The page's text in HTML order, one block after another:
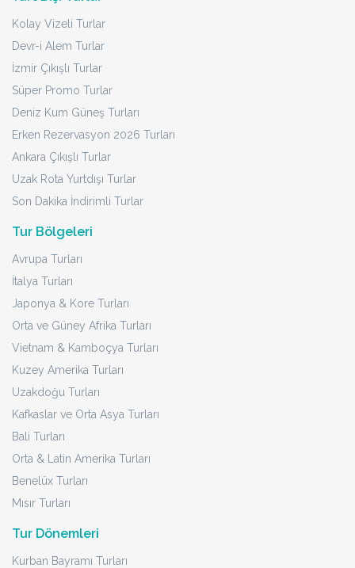
Kolay Vizeli Turlar
Devr-i Alem Turlar
İzmir Çıkışlı Turlar
Süper Promo Turlar
Deniz Kum Güneş Turları
Erken Rezervasyon 2026 Turları
Ankara Çıkışlı Turlar
Uzak Rota Yurtdışı Turlar
Son Dakika İndirimli Turlar
Tur Bölgeleri
Avrupa Turları
İtalya Turları
Japonya & Kore Turları
Orta ve Güney Afrika Turları
Vietnam & Kamboçya Turları
Kuzey Amerika Turları
Uzakdoğu Turları
Kafkaslar ve Orta Asya Turları
Bali Turları
Orta & Latin Amerika Turları
Benelüx Turları
Mısır Turları
Tur Dönemleri
Kurban Bayramı Turları